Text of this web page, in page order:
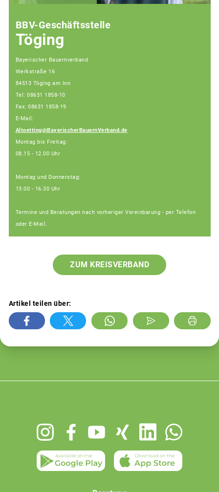
BBV-Geschäftsstelle
Töging
Bayerischer Bauernverband
Werkstraße 16
84513 Töging am Inn
Tel: 08631 1858-10
Fax: 08631 1858-19
E-Mail:
Altoetting@BayerischerBauernVerband.de
Montag bis Freitag:
08.15 - 12.00 Uhr
Montag und Donnerstag:
13.00 - 16.30 Uhr
Termine und Beratungen nach vorheriger Vereinbarung - per Telefon
oder E-Mail.
ZUM KREISVERBAND
Artikel teilen über: